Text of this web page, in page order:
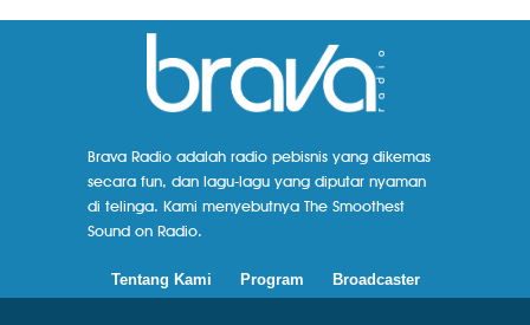
Brava Radio adalah radio pebisnis yang dikemas
secara fun, dan lagu-lagu yang diputar nyaman
di telinga. Kami menyebutnya The Smoothest
Sound on Radio.
Tentang Kami Program Broadcaster